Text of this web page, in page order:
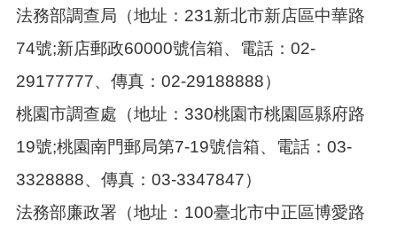
法務部調查局（地址：231新北市新店區中華路
74號;新店郵政60000號信箱、電話：02-
29177777、傳真：02-29188888）
桃園市調查處（地址：330桃園市桃園區縣府路
19號;桃園南門郵局第7-19號信箱、電話：03-
3328888、傳真：03-3347847）
法務部廉政署（地址：100臺北市中正區博愛路